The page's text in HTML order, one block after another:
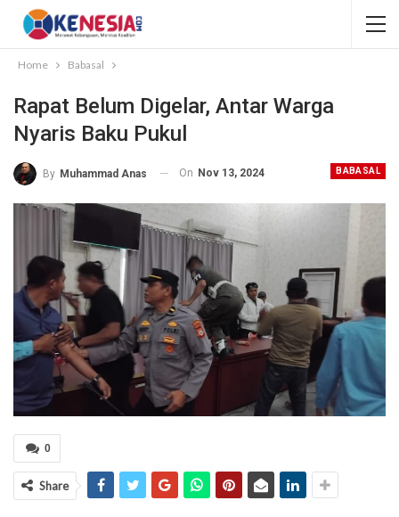
Home Babasal
Rapat Belum Digelar, Antar Warga
Nyaris Baku Pukul
BABASAL
By Muhammad Anas On Nov 13, 2024
0
Share